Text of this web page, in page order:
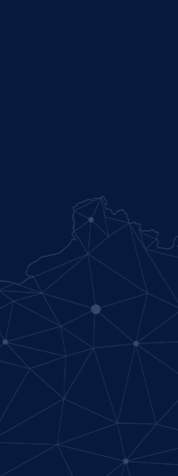
German
Indonesian
Italian
Kannada
Korean
Malay
Marathi